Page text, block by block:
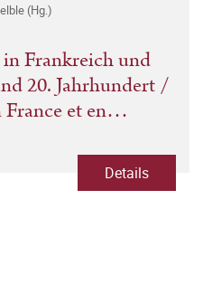
(Hg.)
Frankreich und
20. Jahrhundert /
et en
Details